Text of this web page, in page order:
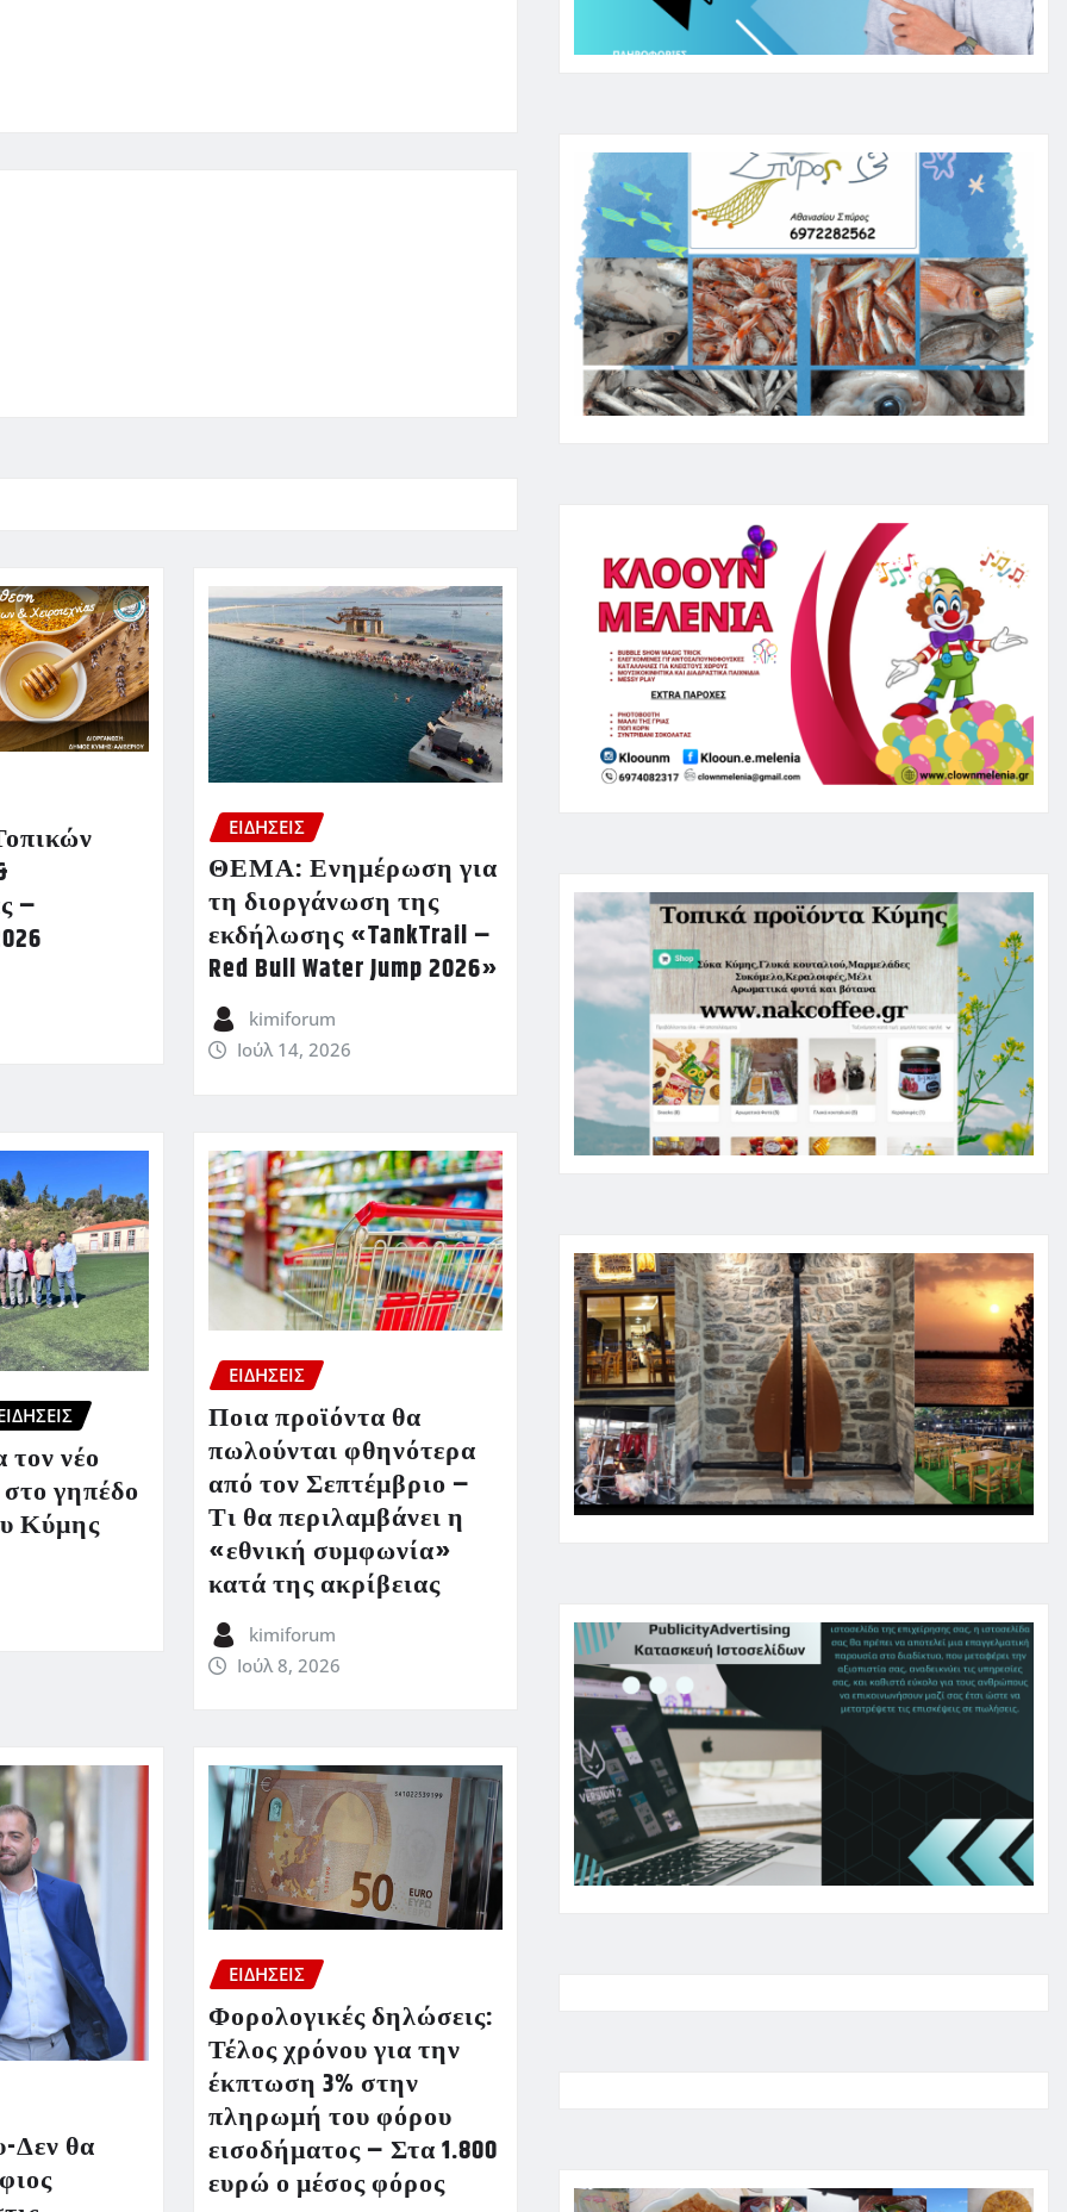
–
ΕΙΔΗΣΕΙΣ
ΘΕΜΑ: Ενημέρωση για
τη διοργάνωση της
εκδήλωσης «TankTrail –
Red Bull Water Jump 2026»
kimiforum
Ιούλ 14, 2026
νέο
γηπέδο
Κύμης
ΕΙΔΗΣΕΙΣ
Ποια προϊόντα θα
πωλούνται φθηνότερα
από τον Σεπτέμβριο –
Τι θα περιλαμβάνει η
«εθνική συμφωνία»
κατά της ακρίβειας
kimiforum
Ιούλ 8, 2026
Δεν θα
ΕΙΔΗΣΕΙΣ
Φορολογικές δηλώσεις:
Τέλος χρόνου για την
έκπτωση 3% στην
πληρωμή του φόρου
εισοδήματος – Στα 1.800
ευρώ ο μέσος φόρος